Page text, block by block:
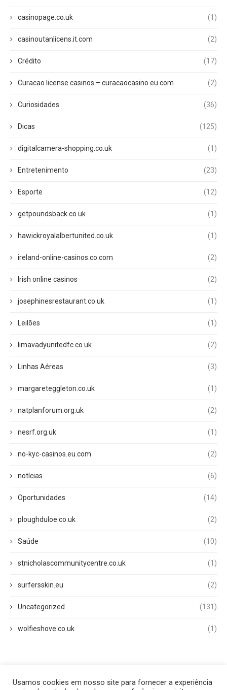
casinopage.co.uk (1)
casinoutanlicens.it.com (2)
Crédito (17)
Curacao license casinos – curacaocasino.eu.com (2)
Curiosidades (36)
Dicas (125)
digitalcamera-shopping.co.uk (1)
Entretenimento (23)
Esporte (12)
getpoundsback.co.uk (1)
hawickroyalalbertunited.co.uk (1)
ireland-online-casinos.co.com (2)
Irish online casinos (2)
josephinesrestaurant.co.uk (1)
Leilões (1)
limavadyunitedfc.co.uk (2)
Linhas Aéreas (3)
margareteggleton.co.uk (1)
natplanforum.org.uk (2)
nesrf.org.uk (1)
no-kyc-casinos.eu.com (2)
notícias (6)
Oportunidades (14)
ploughduloe.co.uk (2)
Saúde (10)
stnicholascommunitycentre.co.uk (1)
surfersskin.eu (2)
Uncategorized (131)
wolfieshove.co.uk (1)
Usamos cookies em nosso site para fornecer a experiência